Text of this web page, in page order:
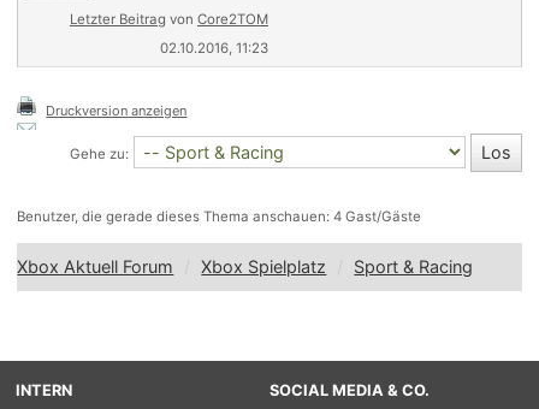
Letzter Beitrag von Core2TOM
02.10.2016, 11:23
Druckversion anzeigen
Gehe zu:
Benutzer, die gerade dieses Thema anschauen: 4 Gast/Gäste
Xbox Aktuell Forum Xbox Spielplatz Sport & Racing
INTERN
SOCIAL MEDIA & CO.